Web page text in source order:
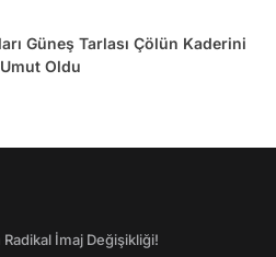
Güneş Tarlası Çölün Kaderini
Oldu
İmaj Değişikliği!